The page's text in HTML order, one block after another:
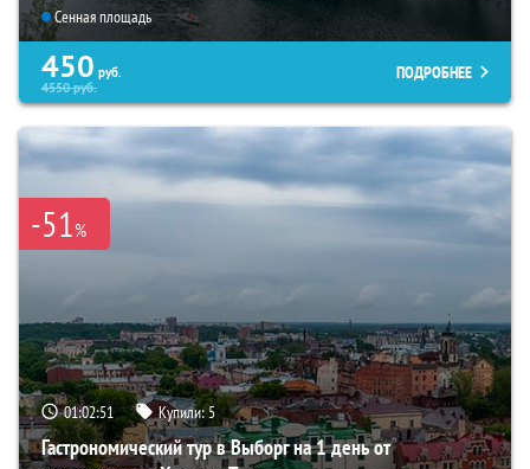
Сенная площадь
450 руб.
4550руб.
ПОДРОБНЕЕ
-51%
01:02:49 Купили:5
Гастрономический тур в Выборг на 1 день от